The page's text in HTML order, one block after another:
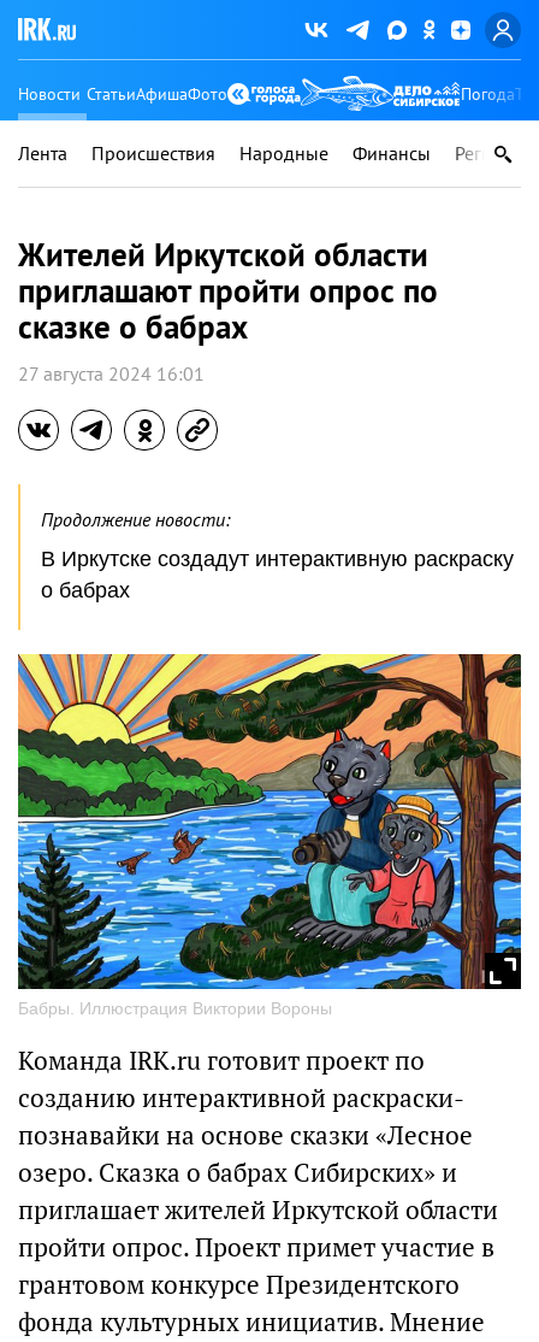
Новости СтатьиАфишаФото Погода
Лента Происшествия Народные Финансы Регионы
Жителей Иркутской области
приглашают пройти опрос по
сказке о бабрах
27 августа 2024 16:01
Продолжение новости:
В Иркутске создадут интерактивную раскраску
о бабрах
Бабры. Иллюстрация Виктории Вороны
Команда IRK.ru готовит проект по
созданию интерактивной раскраски-
познавайки на основе сказки «Лесное
озеро. Сказка о бабрах Сибирских» и
приглашает жителей Иркутской области
пройти опрос. Проект примет участие в
грантовом конкурсе Президентского
фонда культурных инициатив. Мнение